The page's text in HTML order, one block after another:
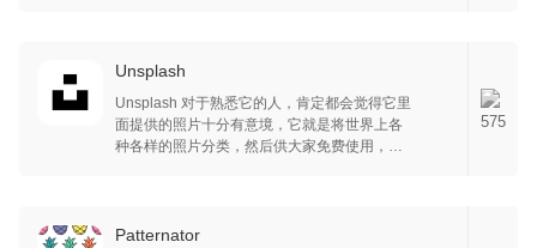
纸，让你的手机无论锁屏还是主屏，都能在不
影响系统元素显示的同时，最大化地呈现壁纸
的美感。
您轻松获得独一无二的好壁纸。
与全球用户分享。Pexels 适合所有人，无论是
用这些资源。此外，用户还可以通过 PayPal 捐
款或社交媒体表达谢意，回馈为 Pexels 贡献的
摄影作者。同时，Pexels 还提供收藏工具，方
Unsplash
Unsplash 对于熟悉它的人，肯定都会觉得它里
面提供的照片十分有意境，它就是将世界上各
种各样的照片分类，然后供大家免费使用，它
575
Patternator